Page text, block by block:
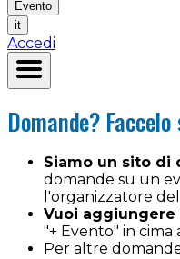
Evento
it
Accedi
Domande? Faccelo
Siamo un sito di
domande su un
l'organizzatore
Vuoi aggiungere
"+ Evento" in cima
Per altre